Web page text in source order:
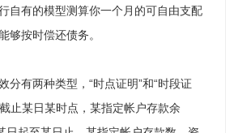
自有的模型测算你一个月的可自由支配
够按时偿还债务。
分有两种类型，“时点证明”和“时段证
止某日某时点，某指定帐户存款余